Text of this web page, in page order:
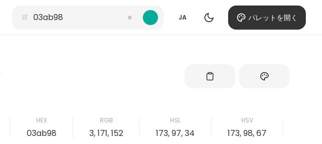
# JA パレットを開く
HEX
03ab98
RGB
3, 171, 152
HSL
173, 97, 34
HSV
173, 98, 67